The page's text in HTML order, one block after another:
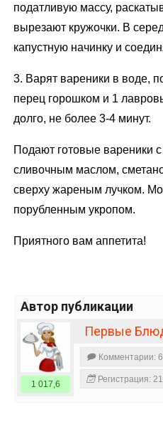
податливую массу,
вырезают кружочки. В
капустную начинку и
3. Варят вареники в воде,
перец горошком и 1
долго, не более 3-4 минут.
Подают готовые вареники с
сливочным маслом,
сверху жареным лучком.
порубленным укропом.
Приятного вам аппетита!
Автор публикации
Первые
1 017,6
Комментарии:
Регистрация: